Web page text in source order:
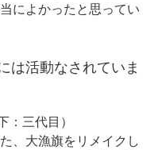
によかったと思ってい
は活動なされていま
：三代目）
、大漁旗をリメイクし